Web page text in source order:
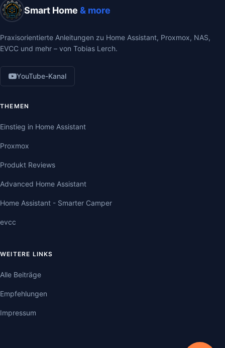
Smart Home & more
Praxisorientierte Anleitungen zu Home Assistant, Proxmox, NAS,
EVCC und mehr – von Tobias Lerch.
YouTube-Kanal
THEMEN
Einstieg in Home Assistant
Proxmox
Produkt Reviews
Advanced Home Assistant
Home Assistant - Smarter Camper
evcc
WEITERE LINKS
Alle Beiträge
Empfehlungen
Impressum